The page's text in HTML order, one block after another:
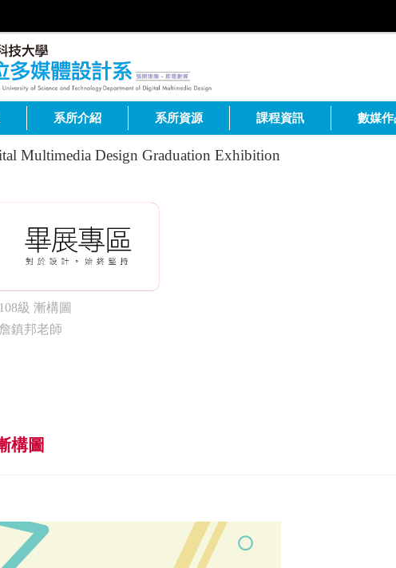
系所介紹 系所資源 課程資訊 數媒作
Multimedia Design Graduation Exhibition
級 漸構圖
鎮邦老師
構圖